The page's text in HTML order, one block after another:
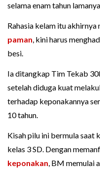
selama enam tahun
Rahasia kelam itu
paman, kini harus
besi.
Ia ditangkap Tim Tekab
setelah diduga kuat
terhadap keponakannya
10 tahun.
Kisah pilu ini bermula saat
kelas 3 SD. Dengan
keponakan, BM memulai